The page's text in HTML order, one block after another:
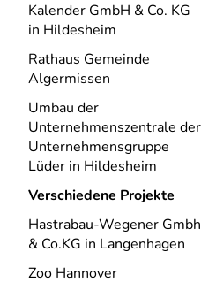
Kalender GmbH & Co. KG
in Hildesheim
Rathaus Gemeinde
Algermissen
Umbau der
Unternehmenszentrale der
Unternehmensgruppe
Lüder in Hildesheim
Verschiedene Projekte
Hastrabau-Wegener Gmbh
& Co.KG in Langenhagen
Zoo Hannover